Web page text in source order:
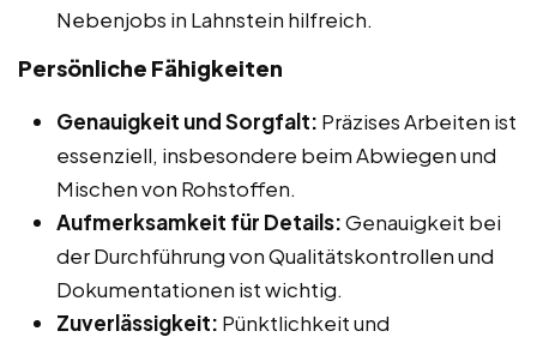
Nebenjobs in Lahnstein hilfreich.
Persönliche Fähigkeiten
Genauigkeit und Sorgfalt: Präzises Arbeiten ist
essenziell, insbesondere beim Abwiegen und
Mischen von Rohstoffen.
Aufmerksamkeit für Details:Genauigkeit bei
der Durchführung von Qualitätskontrollen und
Dokumentationen ist wichtig.
Zuverlässigkeit: Pünktlichkeit und